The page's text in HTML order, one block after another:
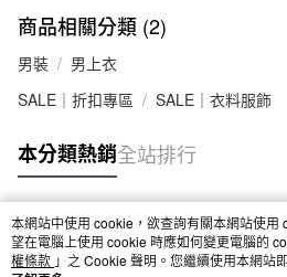
商品相關分類 (2)
男裝
男上衣
SALE｜折扣專區
SALE｜衣料服飾
本分類熱銷全站排行
熱門標籤
本網站中使用 cookie，欲查詢有關本網站使用
望在電腦上使用 cookie 時應如何變更電腦的
權條款 」之 Cookie 聲明。您繼續使用本網站